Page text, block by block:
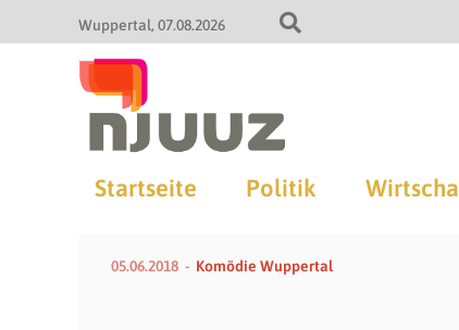
Wuppertal 07.08.2026
Startseite Politik
05.06.2018 Komödie Wuppertal